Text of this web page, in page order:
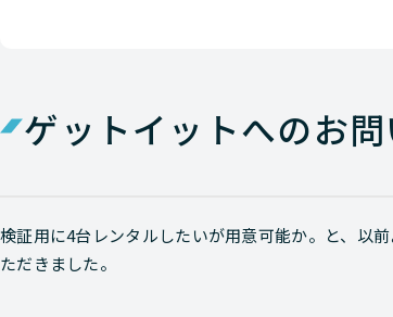
ゲットイットへのお
検証用に4台レンタルしたいが用意可能か。と、以
ただきました。